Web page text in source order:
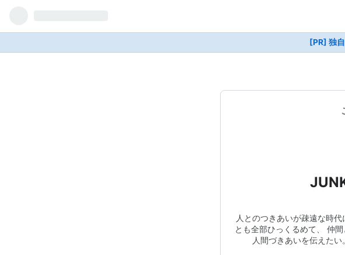
[PR] 独
人とのつきあいが疎遠な時
とも全部ひっくるめて、 仲
人間づきあいを伝えた